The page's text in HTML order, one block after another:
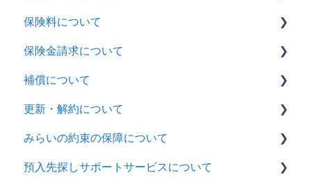
ペット保険
みらいの約束
全商品共通
保険料について
ペット保険
みらいの約束
全商品共通
保険金請求について
ペット保険
みらいの約束
全商品共通
補償について
ペット保険
更新・解約について
ペット保険
みらいの約束
みらいの約束の保障について
みらいの約束
預入先探しサポートサービスについて